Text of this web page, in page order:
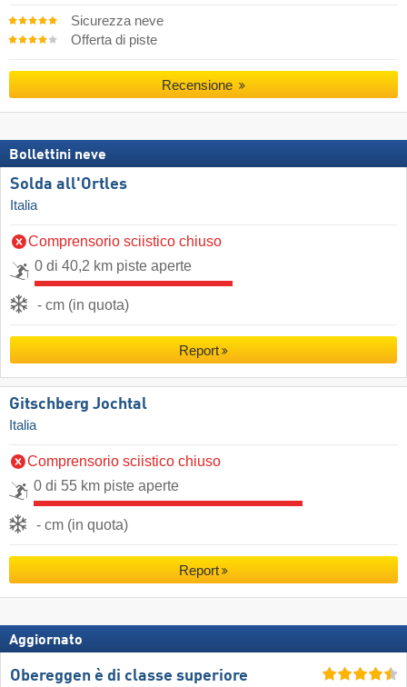
Sicurezza neve
Offerta di piste
Recensione
Bollettini neve
Solda all'Ortles
Italia
Comprensorio sciistico chiuso
0 di 40,2 km piste aperte
- cm (in quota)
Report
Gitschberg Jochtal
Italia
Comprensorio sciistico chiuso
0 di 55 km piste aperte
- cm (in quota)
Report
Aggiornato
Obereggen è di classe superiore